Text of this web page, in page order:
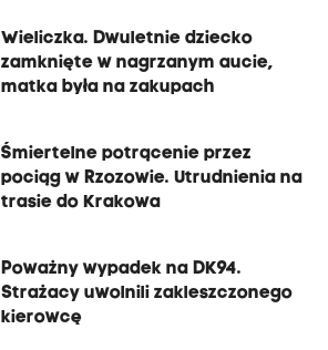
Wieliczka. Dwuletnie dziecko
zamknięte w nagrzanym aucie,
matka była na zakupach
Śmiertelne potrącenie przez
pociąg w Rzozowie. Utrudnienia na
trasie do Krakowa
Poważny wypadek na DK94.
Strażacy uwolnili zakleszczonego
kierowcę